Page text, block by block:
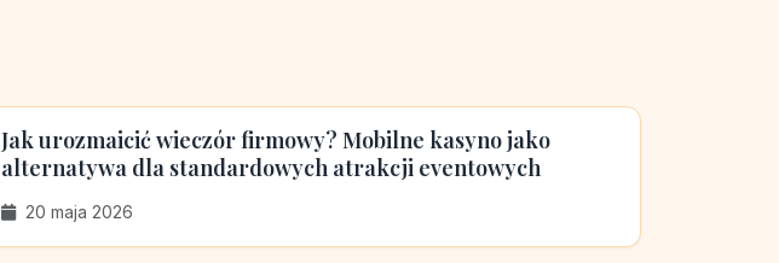
Jak urozmaicić wieczór firmowy? Mobilne kasyno jako
alternatywa dla standardowych atrakcji eventowych
20 maja 2026